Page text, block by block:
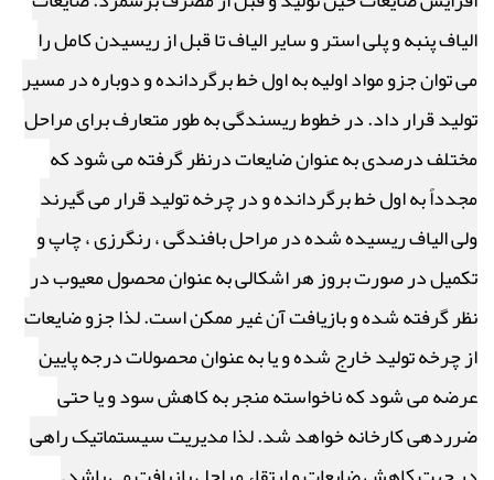
الیاف پنبه و پلی استر و سایر الیاف تا قبل از ریسیدن کامل را
می توان جزو مواد اولیه به اول خط برگردانده و دوباره در مسیر
تولید قرار داد. در خطوط ریسندگی به طور متعارف برای مراحل
مختلف درصدی به عنوان ضایعات درنظر گرفته می شود که
مجدداً به اول خط برگردانده و در چرخه تولید قرار می گیرند
ولی الیاف ریسیده شده در مراحل بافندگی ، رنگرزی ، چاپ و
تکمیل در صورت بروز هر اشکالی به عنوان محصول معیوب در
نظر گرفته شده و بازیافت آن غیر ممکن است. لذا جزو ضایعات
از چرخه تولید خارج شده و یا به عنوان محصولات درجه پایین
عرضه می شود که ناخواسته منجر به کاهش سود و یا حتی
ضرردهی کارخانه خواهد شد. لذا مدیریت سیستماتیک راهی